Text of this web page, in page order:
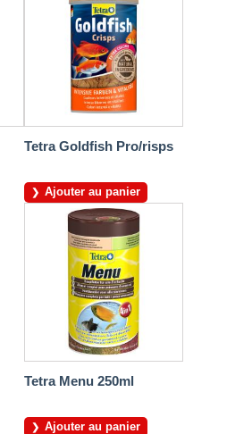
Tetra Goldfish Pro/risps
Ajouter au panier
Tetra Menu 250ml
Ajouter au panier